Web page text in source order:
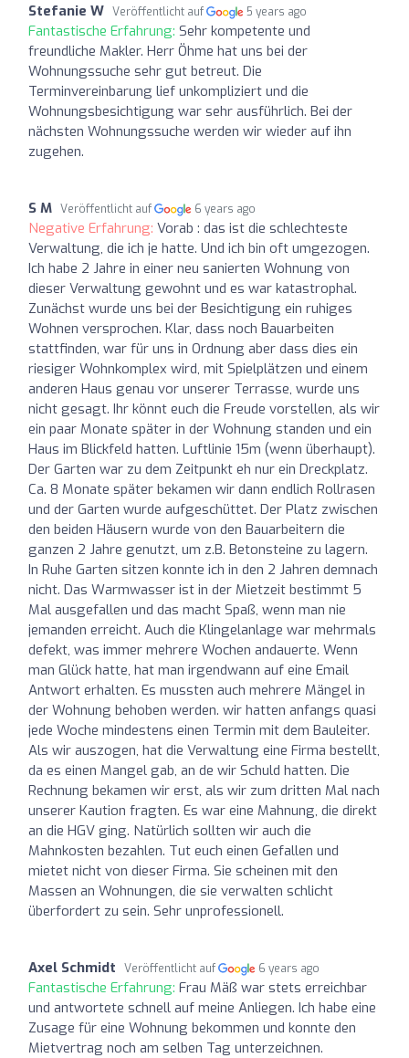
Stefanie W Veröffentlicht auf 5 years ago
Fantastische Erfahrung: Sehr kompetente und
freundliche Makler. Herr Öhme hat uns bei der
Wohnungssuche sehr gut betreut. Die
Terminvereinbarung lief unkompliziert und die
Wohnungsbesichtigung war sehr ausführlich. Bei der
nächsten Wohnungssuche werden wir wieder auf ihn
zugehen.
S M Veröffentlicht auf 6 years ago
Negative Erfahrung: Vorab : das ist die schlechteste
Verwaltung, die ich je hatte. Und ich bin oft umgezogen.
Ich habe 2 Jahre in einer neu sanierten Wohnung von
dieser Verwaltung gewohnt und es war katastrophal.
Zunächst wurde uns bei der Besichtigung ein ruhiges
Wohnen versprochen. Klar, dass noch Bauarbeiten
stattfinden, war für uns in Ordnung aber dass dies ein
riesiger Wohnkomplex wird, mit Spielplätzen und einem
anderen Haus genau vor unserer Terrasse, wurde uns
nicht gesagt. Ihr könnt euch die Freude vorstellen, als wir
ein paar Monate später in der Wohnung standen und ein
Haus im Blickfeld hatten. Luftlinie 15m (wenn überhaupt).
Der Garten war zu dem Zeitpunkt eh nur ein Dreckplatz.
Ca. 8 Monate später bekamen wir dann endlich Rollrasen
und der Garten wurde aufgeschüttet. Der Platz zwischen
den beiden Häusern wurde von den Bauarbeitern die
ganzen 2 Jahre genutzt, um z.B. Betonsteine zu lagern.
In Ruhe Garten sitzen konnte ich in den 2 Jahren demnach
nicht. Das Warmwasser ist in der Mietzeit bestimmt 5
Mal ausgefallen und das macht Spaß, wenn man nie
jemanden erreicht. Auch die Klingelanlage war mehrmals
defekt, was immer mehrere Wochen andauerte. Wenn
man Glück hatte, hat man irgendwann auf eine Email
Antwort erhalten. Es mussten auch mehrere Mängel in
der Wohnung behoben werden. wir hatten anfangs quasi
jede Woche mindestens einen Termin mit dem Bauleiter.
Als wir auszogen, hat die Verwaltung eine Firma bestellt,
da es einen Mangel gab, an de wir Schuld hatten. Die
Rechnung bekamen wir erst, als wir zum dritten Mal nach
unserer Kaution fragten. Es war eine Mahnung, die direkt
an die HGV ging. Natürlich sollten wir auch die
Mahnkosten bezahlen. Tut euch einen Gefallen und
mietet nicht von dieser Firma. Sie scheinen mit den
Massen an Wohnungen, die sie verwalten schlicht
überfordert zu sein. Sehr unprofessionell.
Axel Schmidt Veröffentlicht auf 6 years ago
Fantastische Erfahrung: Frau Mäß war stets erreichbar
und antwortete schnell auf meine Anliegen. Ich habe eine
Zusage für eine Wohnung bekommen und konnte den
Mietvertrag noch am selben Tag unterzeichnen.